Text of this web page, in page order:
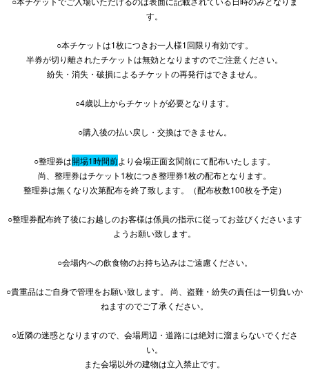
す。
○本チケットは1枚につきお一人様1回限り有効です。
半券が切り離されたチケットは無効となりますのでご注意ください。
紛失・消失・破損によるチケットの再発行はできません。
○4歳以上からチケットが必要となります。
○購入後の払い戻し・交換はできません。
○整理券は開場1時間前より会場正面玄関前にて配布いたします。
尚、整理券はチケット1枚につき整理券1枚の配布となります。
整理券は無くなり次第配布を終了致します。（配布枚数100枚を予定）
○整理券配布終了後にお越しのお客様は係員の指示に従ってお並びくださいます
ようお願い致します。
○会場内への飲食物のお持ち込みはご遠慮ください。
○貴重品はご自身で管理をお願い致します。 尚、盗難・紛失の責任は一切負いか
ねますのでご了承ください。
○近隣の迷惑となりますので、会場周辺・道路には絶対に溜まらないでくださ
い。
また会場以外の建物は立入禁止です。